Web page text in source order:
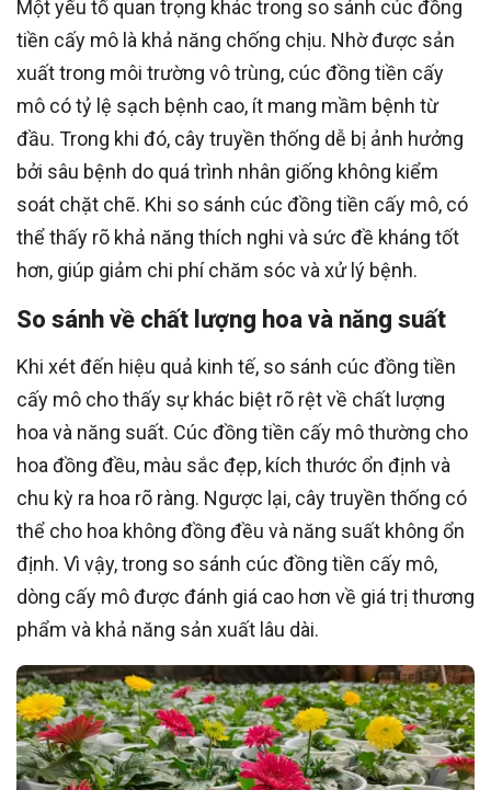
Một yếu tố quan trọng khác trong so sánh cúc đồng
tiền cấy mô là khả năng chống chịu. Nhờ được sản
xuất trong môi trường vô trùng, cúc đồng tiền cấy
mô có tỷ lệ sạch bệnh cao, ít mang mầm bệnh từ
đầu. Trong khi đó, cây truyền thống dễ bị ảnh hưởng
bởi sâu bệnh do quá trình nhân giống không kiểm
soát chặt chẽ. Khi so sánh cúc đồng tiền cấy mô, có
thể thấy rõ khả năng thích nghi và sức đề kháng tốt
hơn, giúp giảm chi phí chăm sóc và xử lý bệnh.
So sánh về chất lượng hoa và năng suất
Khi xét đến hiệu quả kinh tế, so sánh cúc đồng tiền
cấy mô cho thấy sự khác biệt rõ rệt về chất lượng
hoa và năng suất. Cúc đồng tiền cấy mô thường cho
hoa đồng đều, màu sắc đẹp, kích thước ổn định và
chu kỳ ra hoa rõ ràng. Ngược lại, cây truyền thống có
thể cho hoa không đồng đều và năng suất không ổn
định. Vì vậy, trong so sánh cúc đồng tiền cấy mô,
dòng cấy mô được đánh giá cao hơn về giá trị thương
phẩm và khả năng sản xuất lâu dài.